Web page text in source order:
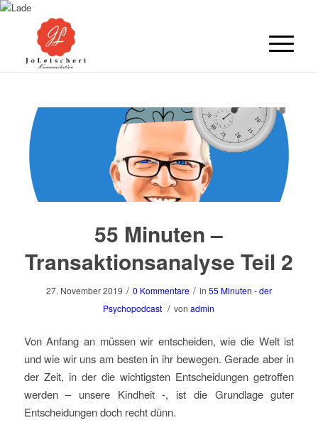
55 Minuten –
Transaktionsanalyse Teil 2
27. November 2019 / 0 Kommentare / in 55 Minuten - der
Psychopodcast / vonadmin
Von Anfang an müssen wir entscheiden, wie die Welt ist
und wie wir uns am besten in ihr bewegen. Gerade aber in
der Zeit, in der die wichtigsten Entscheidungen getroffen
werden – unsere Kindheit -, ist die Grundlage guter
Entscheidungen doch recht dünn.